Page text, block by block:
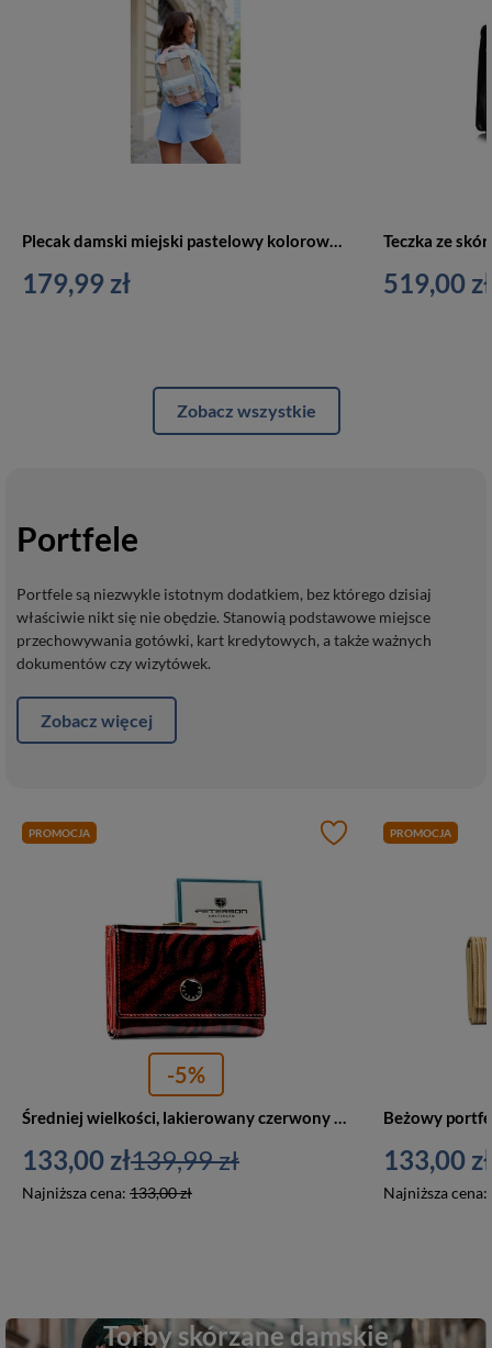
Plecak damski miejski pastelowy kolorowy na laptopa - Himawari 188L
179,99 zł 519,00 zł
Zobacz wszystkie
Portfele
Portfele są niezwykle istotnym dodatkiem, bez którego dzisiaj
właściwie nikt się nie obędzie. Stanowią podstawowe miejsce
przechowywania gotówki, kart kredytowych, a także ważnych
dokumentów czy wizytówek.
Zobacz więcej
PROMOCJA
-5%
Średniej wielkości, lakierowany czerwony portfel damski wykonany ze skóry naturalnej i ekologicznej - Peterson
133,00 zł
Najniższa cena: 133,00 zł
139,99 zł
PROMOCJA
133,00 zł
Najniższa cena:
Torby skórzane damskie